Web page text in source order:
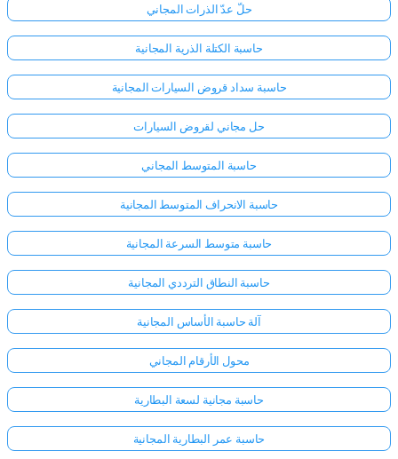
حلّ عدّ الذرات المجاني
حاسبة الكتلة الذرية المجانية
حاسبة سداد قروض السيارات المجانية
حل مجاني لقروض السيارات
حاسبة المتوسط المجاني
حاسبة الانحراف المتوسط المجانية
حاسبة متوسط السرعة المجانية
حاسبة النطاق الترددي المجانية
آلة حاسبة الأساس المجانية
محول الأرقام المجاني
حاسبة مجانية لسعة البطارية
حاسبة عمر البطارية المجانية